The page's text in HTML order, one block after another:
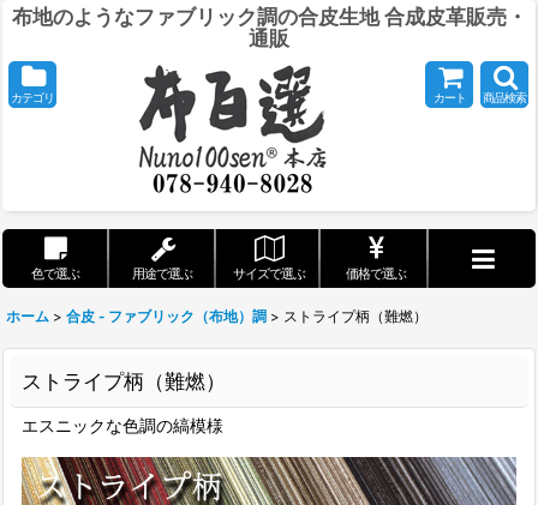
布地のようなファブリック調の合皮生地 合成皮革販売・
通販
カテゴリ カート 商品検索
色で選ぶ 用途で選ぶ サイズで選ぶ 価格で選ぶ
ホーム > 合皮 - ファブリック（布地）調 > ストライプ柄（難燃）
ストライプ柄（難燃）
エスニックな色調の縞模様